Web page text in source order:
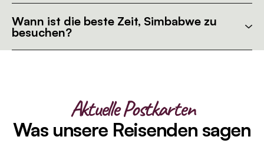
Wann ist die beste Zeit, Simbabwe zu
besuchen?
Aktuelle Postkarten
Was unsere Reisenden sagen